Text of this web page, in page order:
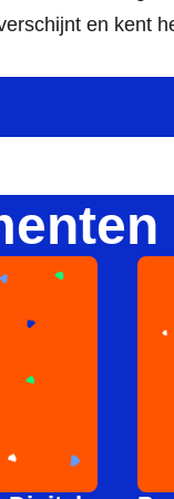
en kent
Digitale Lee